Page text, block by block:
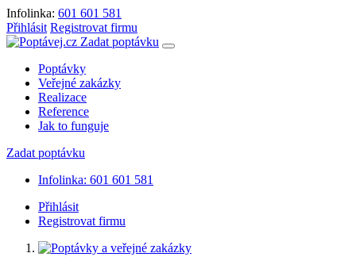
Infolinka: 601 601 581
Přihlásit Registrovat firmu
Zadat poptávku
Poptávky
Veřejné zakázky
Realizace
Reference
Jak to funguje
Zadat poptávku
Infolinka: 601 601 581
Přihlásit
Registrovat firmu